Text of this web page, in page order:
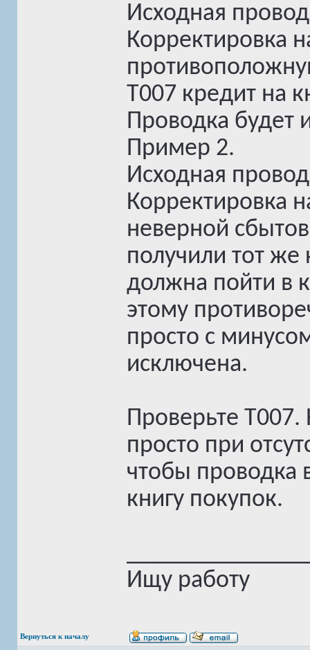
Исходная
Корректировка
T007 кредит на
Проводка будет
Пример 2.
Исходная
Корректировка
неверной
получили тот же
должна пойти в
этому
просто с
исключена.
Проверьте
просто при
чтобы проводка
книгу покупок.
Ищу работу
Вернуться к началу